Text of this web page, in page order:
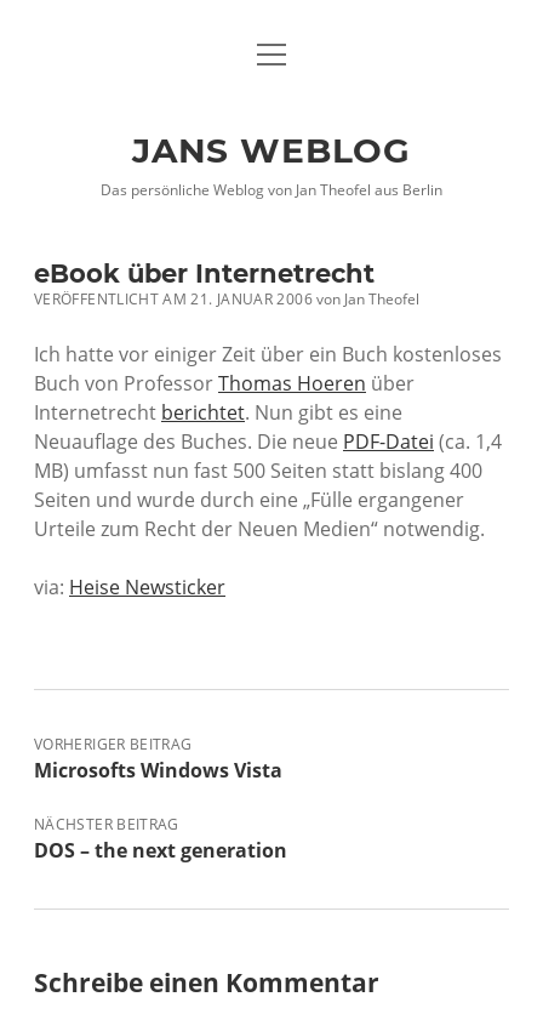
DATENSCHUTZHINWEISE
twitterfacebook
xing
Menü
JANS WEBLOG
Das persönliche Weblog von Jan Theofel aus Berlin
eBook über Internetrecht
VERÖFFENTLICHT AM 21. JANUAR 2006von Jan Theofel
Ich hatte vor einiger Zeit über ein Buch kostenloses
Buch von ProfessorThomas Hoeren über
Internetrecht berichtet. Nun gibt es eine
Neuauflage des Buches. Die neue PDF-Datei (ca. 1,4
MB) umfasst nun fast 500 Seiten statt bislang 400
Seiten und wurde durch eine „Fülle ergangener
Urteile zum Recht der Neuen Medien“ notwendig.
via: Heise Newsticker
VORHERIGER BEITRAG
Microsofts Windows Vista
NÄCHSTER BEITRAG
DOS – the next generation
Schreibe einen Kommentar